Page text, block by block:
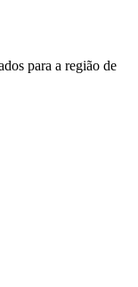
para a região de